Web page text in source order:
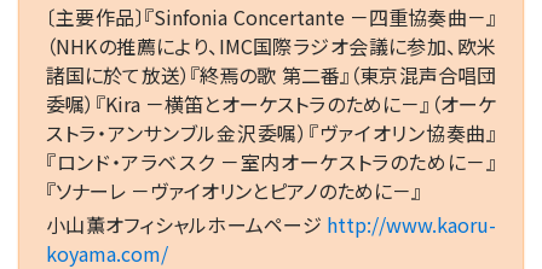
〔主要作品〕『Sinfonia Concertante －四重協奏曲－』
（NHKの推薦により、IMC国際ラジオ会議に参加、欧米
諸国に於て放送）『終焉の歌 第二番』（東京混声合唱団
委嘱）『Kira －横笛とオーケストラのために－』（オーケ
ストラ・アンサンブル金沢委嘱）『ヴァイオリン協奏曲』
『ロンド・アラベスク －室内オーケストラのために－』
『ソナーレ －ヴァイオリンとピアノのために－』
小山薫オフィシャルホームページ http://www.kaoru-
koyama.com/